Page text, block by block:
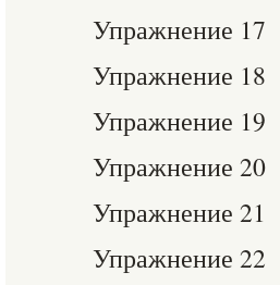
Упражнение 17
Упражнение 18
Упражнение 19
Упражнение 20
Упражнение 21
Упражнение 22